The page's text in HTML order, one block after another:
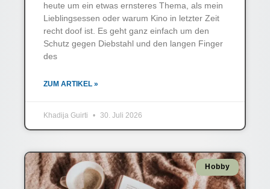
heute um ein etwas ernsteres Thema, als mein
Lieblingsessen oder warum Kino in letzter Zeit
recht doof ist. Es geht ganz einfach um den
Schutz gegen Diebstahl und den langen Finger
des
ZUM ARTIKEL »
Khadija Guirti 30. Juli 2026
Hobby